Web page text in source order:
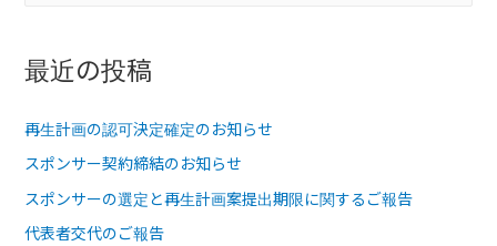
初
ボ
ボ
ト
レ
最近の投稿
再生計画の認可決定確定のお知らせ
スポンサー契約締結のお知らせ
スポンサーの選定と再生計画案提出期限に関するご報告
代表者交代のご報告